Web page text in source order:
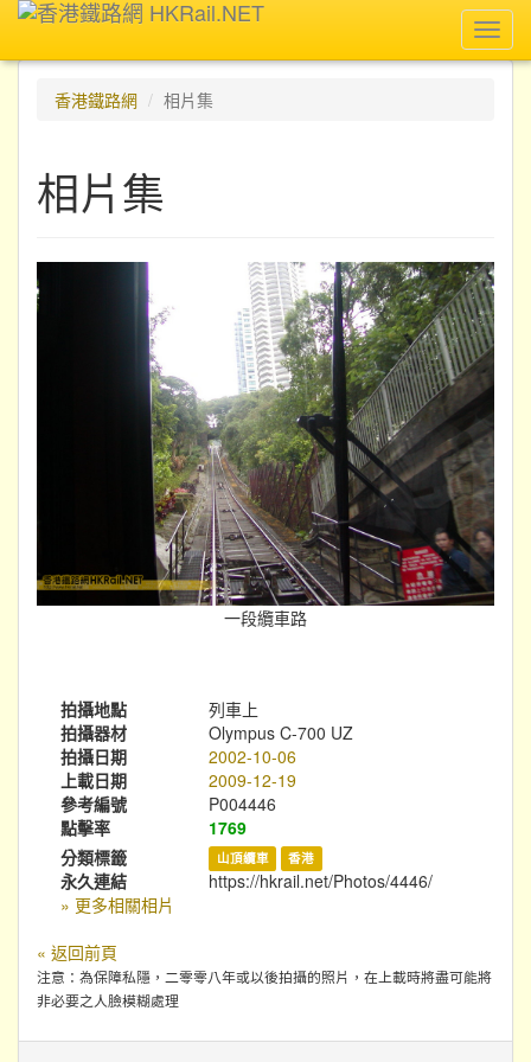
香港鐵路網
相片集
相片集
一段纜車路
拍攝地點
列車上
拍攝器材
Olympus C-700 UZ
拍攝日期
2002-10-06
上載日期
2009-12-19
參考編號
P004446
點擊率
1769
分類標籤
山頂纜車 香港
永久連結
https://hkrail.net/Photos/4446/
» 更多相關相片
« 返回前頁
注意：為保障私隱，二零零八年或以後拍攝的照片，在上載時將盡可能將
非必要之人臉模糊處理